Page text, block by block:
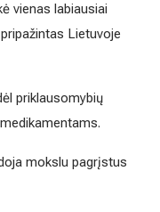
vienas labiausiai
Lietuvoje
priklausomybių
mokslu pagrįstus